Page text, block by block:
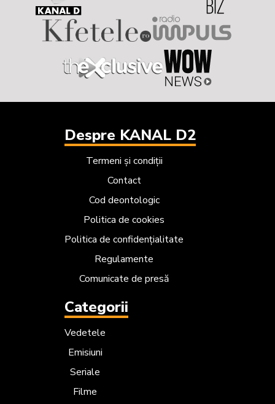
Despre KANAL D2
Termeni și condiții
Contact
Cod deontologic
Politica de cookies
Politica de confidențialitate
Regulamente
Comunicate de presă
Categorii
Vedetele
Emisiuni
Seriale
Filme